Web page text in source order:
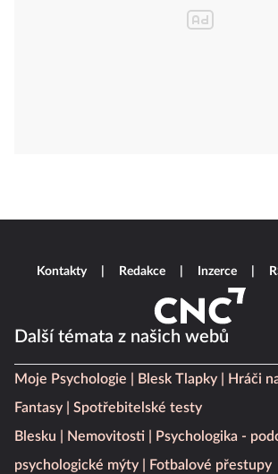
Další témata z našich webů
Moje Psychologie Blesk Tlapky Hráči
Fantasy
Spotřebitelské testy
Blesku
Nemovitosti
Psychologika -
psychologické mýty
Fotbalové přestupy
Kontakty Redakce Inzerce